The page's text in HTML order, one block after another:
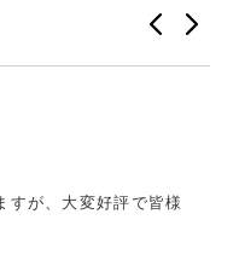
プリの美味しい
！...
もっと見る
美味しい河豚でし